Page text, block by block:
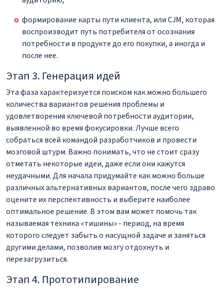
формирование карты пути клиента, или CJM, которая
воспроизводит путь потребителя от осознания
потребности в продукте до его покупки, а иногда и
после нее.
Этап 3. Генерация идей
Эта фаза характеризуется поиском как можно большего
количества вариантов решения проблемы и
удовлетворения ключевой потребности аудитории,
выявленной во время фокусировки. Лучше всего
собраться всей командой разработчиков и провести
мозговой штурм. Важно понимать, что не стоит сразу
отметать некоторые идеи, даже если они кажутся
неудачными. Для начала придумайте как можно больше
различных альтернативных вариантов, после чего здраво
оцените их перспективность и выберите наиболее
оптимальное решение. В этом вам может помочь так
называемая техника «тишины» - период, на время
которого следует забыть о насущной задаче и заняться
другими делами, позволив мозгу отдохнуть и
перезагрузиться.
Этап 4. Прототипирование